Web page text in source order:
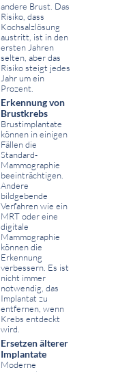
andere Brust. Das
Risiko, dass
Kochsalzlösung
austritt, ist in den
ersten Jahren
selten, aber das
Risiko steigt jedes
Jahr um ein
Prozent.
Erkennung von
Brustkrebs
Brustimplantate
können in einigen
Fällen die
Standard-
Mammographie
beeinträchtigen.
Andere
bildgebende
Verfahren wie ein
MRT oder eine
digitale
Mammographie
können die
Erkennung
verbessern. Es ist
nicht immer
notwendig, das
Implantat zu
entfernen, wenn
Krebs entdeckt
wird.
Ersetzen älterer
Implantate
Moderne